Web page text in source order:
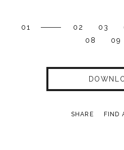
01 02 03
08
09
SHARE FIND